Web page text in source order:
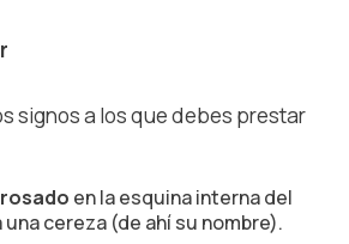
signos a los que debes prestar
en la esquina interna del
cereza (de ahí su nombre).